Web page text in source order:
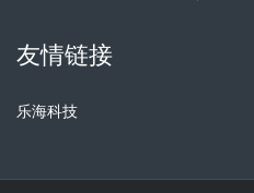
友情链接
乐海科技